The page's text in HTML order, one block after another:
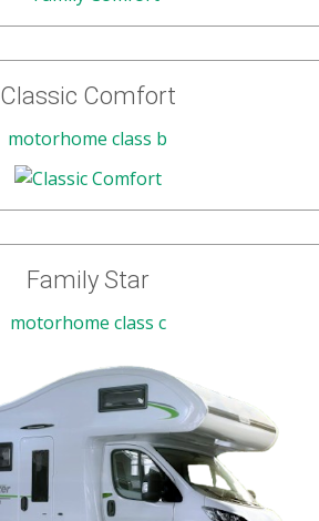
Classic Comfort
motorhome class b
Family Star
motorhome class c